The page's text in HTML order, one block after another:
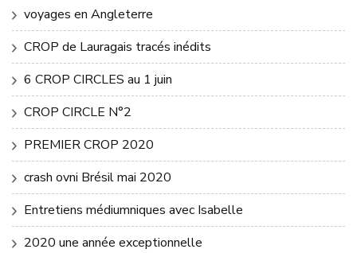
voyages en Angleterre
CROP de Lauragais tracés inédits
6 CROP CIRCLES au 1 juin
CROP CIRCLE N°2
PREMIER CROP 2020
crash ovni Brésil mai 2020
Entretiens médiumniques avec Isabelle
2020 une année exceptionnelle